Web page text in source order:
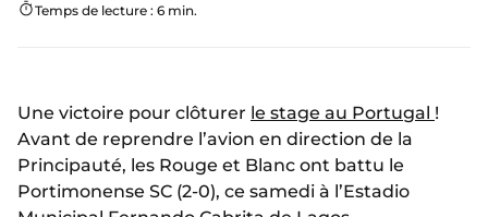
Temps de lecture : 6 min.
Une victoire pour clôturer le stage au Portugal !
Avant de reprendre l’avion en direction de la
Principauté, les Rouge et Blanc ont battu le
Portimonense SC (2-0), ce samedi à l’Estadio